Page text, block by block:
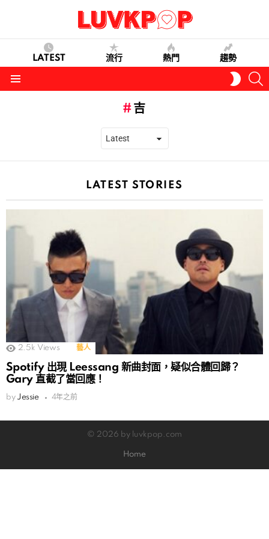
LATEST 流行 熱門 趨勢
SKIN
吉
LATEST STORIES
2.5k Views 藝人
Spotify 出現 Leessang 新曲封面，疑似合體回歸？
Gary 直截了當回應！
by Jessie 4年之前
© 2026 by luvkpop.com
Home